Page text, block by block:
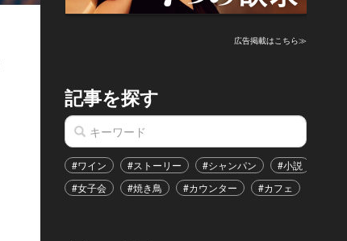
広告掲載はこちら≫
記事を探す
#ワイン #ストーリー #シャンパン #小説
#女子会
#焼き鳥 #カウンター #カフェ